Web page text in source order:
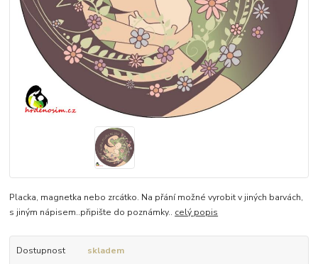
Placka, magnetka nebo zrcátko. Na přání možné vyrobit v jiných barvách,
s jiným nápisem..připište do poznámky.. celý popis
Dostupnost
skladem